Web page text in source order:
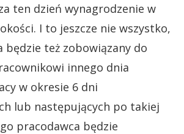
ten dzień wynagrodzenie w
I to jeszcze nie wszystko,
będzie też zobowiązany do
innego dnia
w okresie 6 dni
lub następujących po takiej
pracodawca będzie